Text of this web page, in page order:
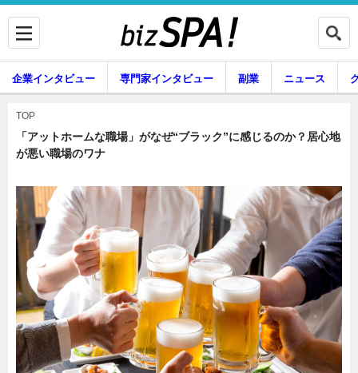
企業インタビュー 専門家インタビュー
副業 ニュース
グルメ スキル
企業インタビュー 専門家インタビュー 副業 ニュース
暮らし
TOP
「アットホームな職場」がなぜ“ブラック”に感じるのか？居心地
が悪い職場のワナ